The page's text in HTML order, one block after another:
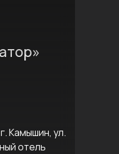
Камышин, ул.
отель